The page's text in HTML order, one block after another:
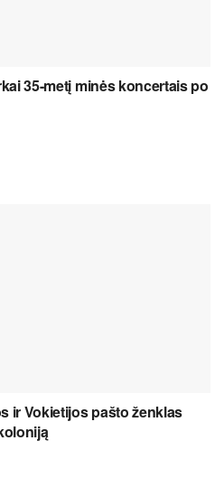
35-metį minės koncertais po
ir Vokietijos pašto ženklas